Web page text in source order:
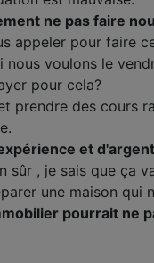
ne pas faire
appeler pour faire
voulons le
pour cela?
prendre des cours
et
sûr , je sais que ça
une maison qui
pourrait ne